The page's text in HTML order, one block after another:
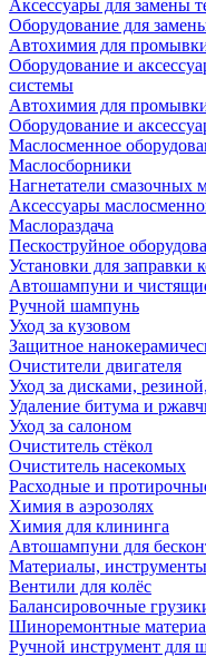
Аксессуары для замены
Оборудование для
Автохимия для
Оборудование и
системы
Автохимия для
Оборудование и
Маслосменное
Маслосборники
Нагнетатели смазочных
Аксессуары
Маслораздача
Пескоструйное
Установки для заправки
Автошампуни и
Ручной шампунь
Уход за кузовом
Защитное
Очистители двигателя
Уход за дисками,
Удаление битума и
Уход за салоном
Очиститель стёкол
Очиститель насекомых
Расходные и
Химия в аэрозолях
Химия для клининга
Автошампуни для
Материалы,
Вентили для колёс
Балансировочные
Шиноремонтные
Ручной инструмент для